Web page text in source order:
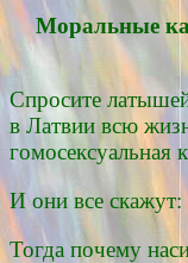
Моральные
Спросите
в Латвии всю
гомосексуальная
И они все скажут:
Тогда почему